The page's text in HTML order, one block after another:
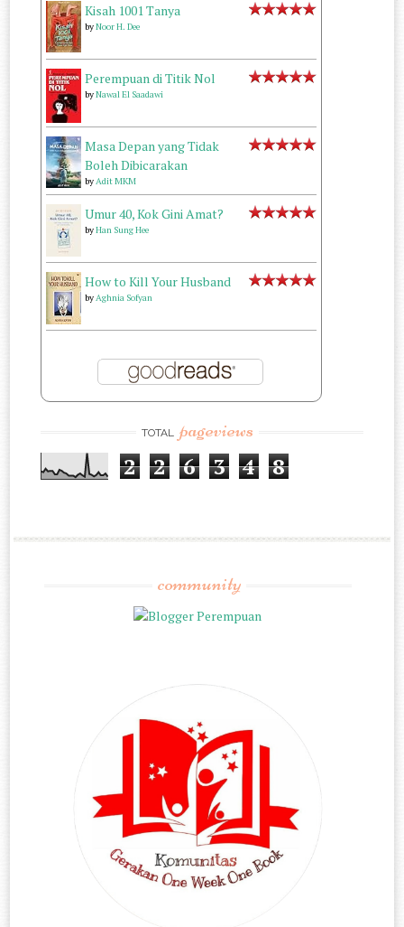
Kisah 1001 Tanya
byNoor H. Dee
Perempuan di Titik Nol
byNawal El Saadawi
Masa Depan yang Tidak
Boleh Dibicarakan
byAdit MKM
Umur 40, Kok Gini Amat?
byHan Sung Hee
How to Kill Your Husband
byAghnia Sofyan
TOTAL pageviews
2 2 6 3 4 8
community